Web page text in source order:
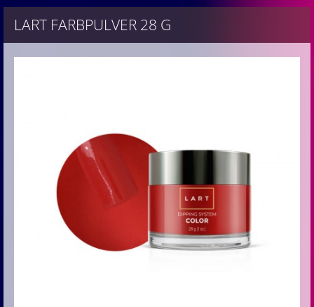
LART FARBPULVER 28 G